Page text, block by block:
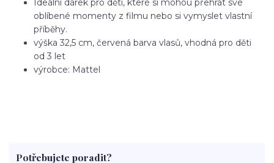
oblíbené momenty z filmu nebo si vymyslet vlastní
příběhy.
výška 32,5 cm, červená barva vlasů, vhodná pro děti
od 3 let
výrobce: Mattel
Potřebujete poradit?